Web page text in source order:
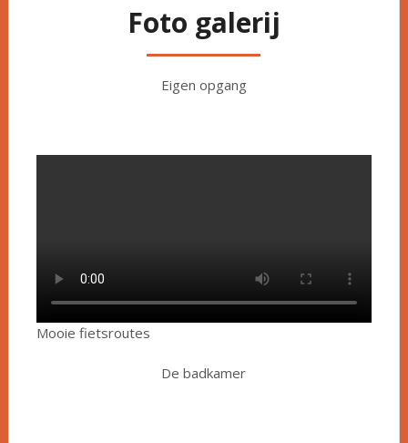
Foto galerij
Eigen opgang
Mooie fietsroutes
De badkamer